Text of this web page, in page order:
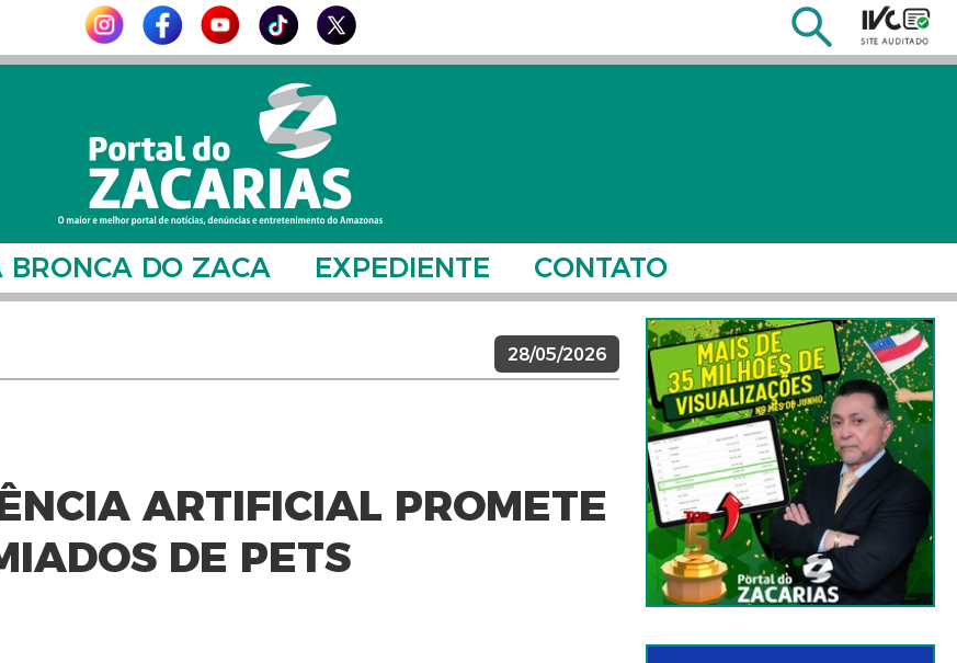
BRONCA DO ZACA EXPEDIENTE CONTATO
28/05/2026
ARTIFICIAL PROMETE
DE PETS